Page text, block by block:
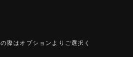
際はオプションよりご選択く